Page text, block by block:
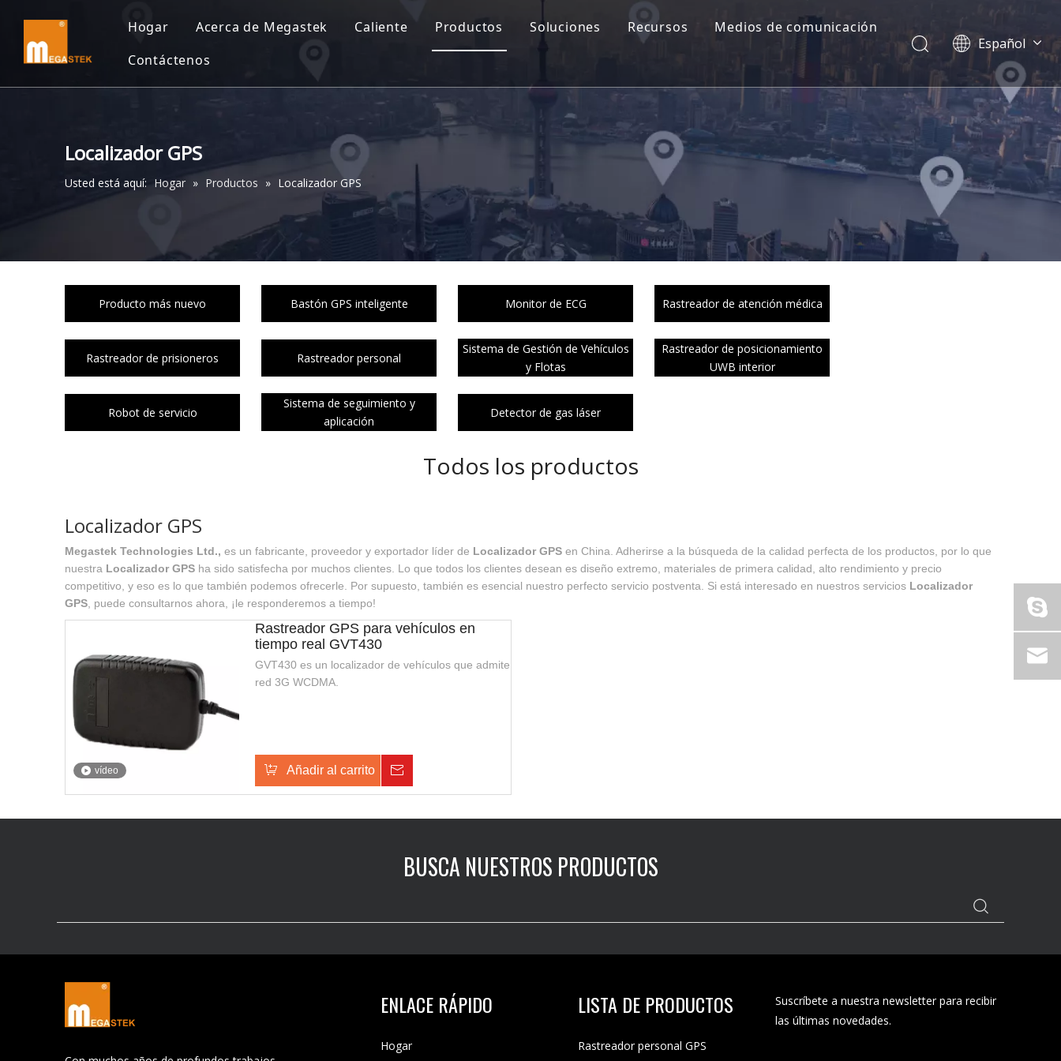
Hogar Acerca de Megastek Caliente Productos Soluciones Recursos
Medios de comunicación
Contáctenos
Español
Dansk
norsk språk
한국어
日本語
Italiano
Deutsch
Português
简体中文
Localizador GPS
Usted está aquí: Hogar » Productos » Localizador GPS
Producto más nuevo Bastón GPS inteligente Monitor de ECG Rastreador de atención médica
Rastreador de prisioneros Rastreador personal
Sistema de Gestión de Vehículos
y Flotas
Rastreador de posicionamiento
UWB interior
Robot de servicio
Sistema de seguimiento y
aplicación
Detector de gas láser
Todos los productos
Localizador GPS
Megastek Technologies Ltd., es un fabricante, proveedor y exportador líder de Localizador GPS en China. Adherirse a la búsqueda de la calidad perfecta de los productos, por lo que
nuestra Localizador GPS ha sido satisfecha por muchos clientes. Lo que todos los clientes desean es diseño extremo, materiales de primera calidad, alto rendimiento y precio
competitivo, y eso es lo que también podemos ofrecerle. Por supuesto, también es esencial nuestro perfecto servicio postventa. Si está interesado en nuestros servicios Localizador
GPS , puede consultarnos ahora, ¡le responderemos a tiempo!
vídeo
Rastreador GPS para vehículos en
tiempo real GVT430
GVT430 es un localizador de vehículos que admite
red 3G WCDMA.
Añadir al carrito
BUSCA NUESTROS PRODUCTOS
ENLACE RÁPIDO LISTA DE PRODUCTOS
Hogar Rastreador personal GPS
Suscríbete a nuestra newsletter para recibir
las últimas novedades.